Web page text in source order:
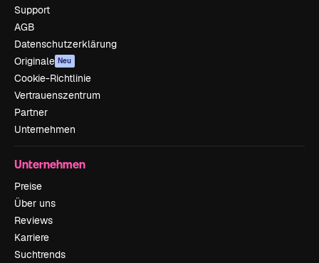
Support
AGB
Datenschutzerklärung
Originale Neu
Cookie-Richtlinie
Vertrauenszentrum
Partner
Unternehmen
Unternehmen
Preise
Über uns
Reviews
Karriere
Suchtrends